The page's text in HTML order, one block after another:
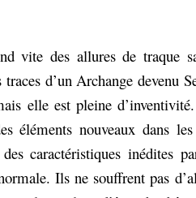
vite des allures de traque
traces d’un Archange devenu
elle est pleine
éléments nouveaux dans
caractéristiques inédites
Ils ne souffrent pas